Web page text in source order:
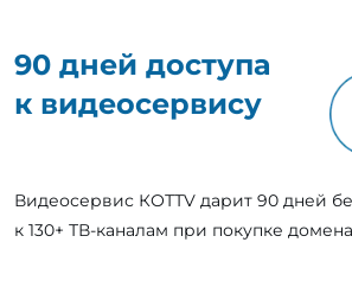
90 дней доступа
к видеосервису
Видеосервис КОТТV дарит 90 дней
к 130+ ТВ-каналам при покупке